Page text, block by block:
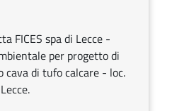
FICES spa di Lecce -
per progetto di
cava di tufo calcare - loc.